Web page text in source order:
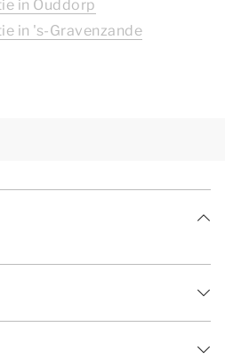
in Ouddorp
in 's-Gravenzande